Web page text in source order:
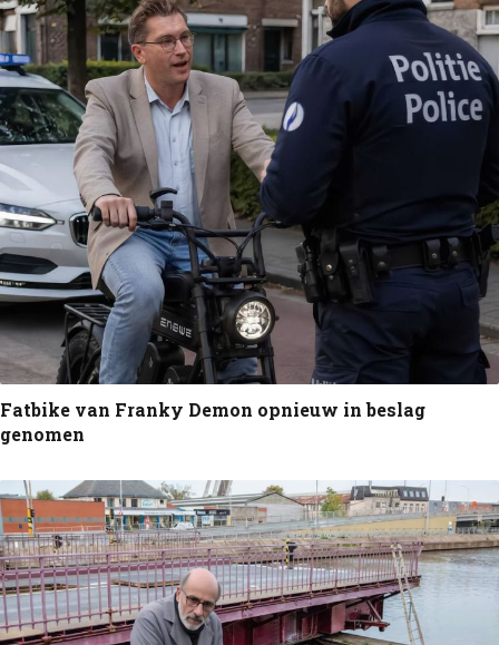
Fatbike van Franky Demon opnieuw in beslag
genomen